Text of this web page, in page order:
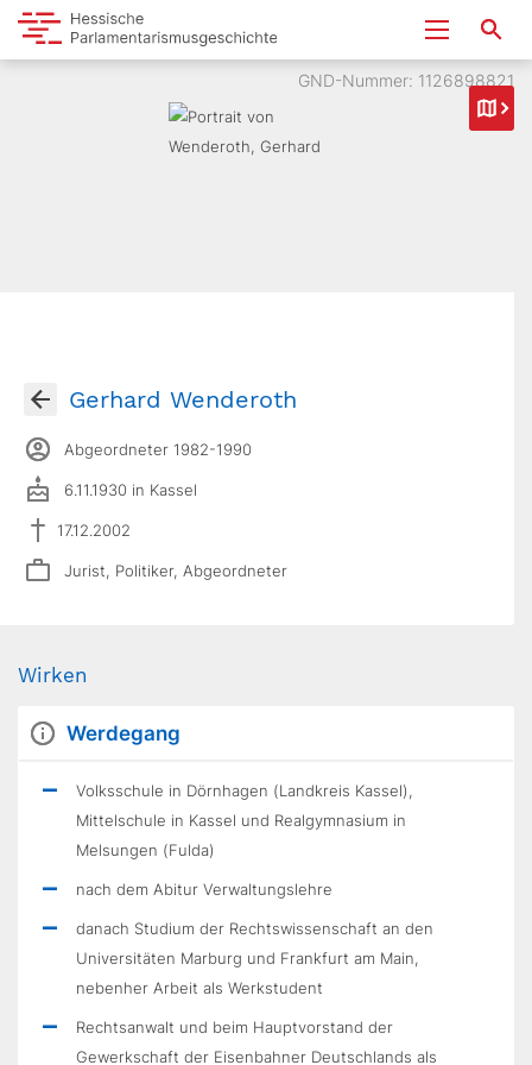
GND-Nummer: 1126898821
Gerhard Wenderoth
Abgeordneter 1982-1990
6.11.1930 in Kassel
17.12.2002
Jurist, Politiker, Abgeordneter
Wirken
Werdegang
Volksschule in Dörnhagen (Landkreis Kassel),
Mittelschule in Kassel und Realgymnasium in
Melsungen (Fulda)
nach dem Abitur Verwaltungslehre
danach Studium der Rechtswissenschaft an den
Universitäten Marburg und Frankfurt am Main,
nebenher Arbeit als Werkstudent
Rechtsanwalt und beim Hauptvorstand der
Gewerkschaft der Eisenbahner Deutschlands als